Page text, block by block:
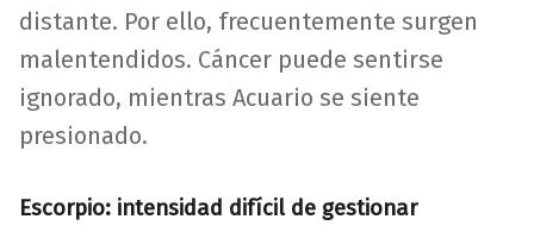
distante. Por ello, frecuentemente surgen
malentendidos. Cáncer puede sentirse
ignorado, mientras Acuario se siente
presionado.
Escorpio: intensidad difícil de gestionar